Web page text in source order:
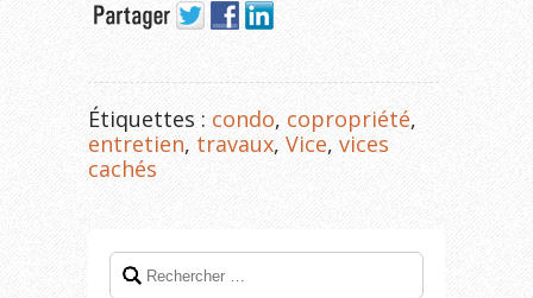
Étiquettes : condo, copropriété,
entretien, travaux, Vice, vices
cachés